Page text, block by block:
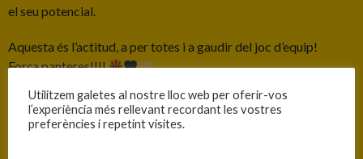
el seu potencial.
Aquesta és l’actitud, a per totes i a gaudir del joc d’equip!
Força panteres!!!!
INFORMACIÓ
Utilitzem galetes al nostre lloc web per oferir-vos
l’experiència més rellevant recordant les vostres
preferències i repetint visites.